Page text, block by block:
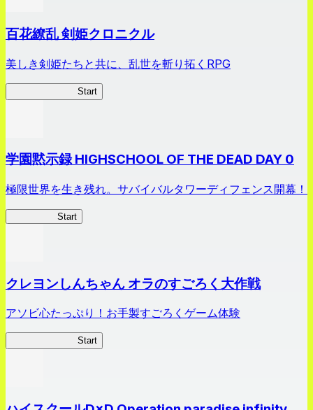
百花繚乱 剣姫クロニクル
美しき剣姫たちと共に、乱世を斬り拓くRPG
Start
学園黙示録 HIGHSCHOOL OF THE DEAD DAY 0
極限世界を生き残れ。サバイバルタワーディフェンス開幕！
Start
クレヨンしんちゃん オラのすごろく大作戦
アソビ心たっぷり！お手製すごろくゲーム体験
Start